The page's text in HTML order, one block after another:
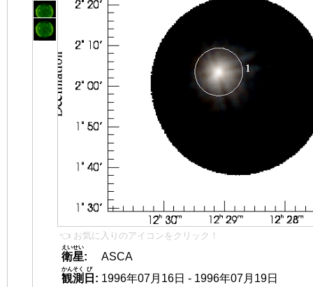
👈 お気に入りのアイコンをクリック！
衛星
えいせい
:
ASCA
観測
かんそく
日
び
: 1996年07月16日 - 1996年07月19日